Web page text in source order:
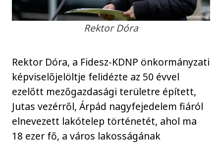
Rektor Dóra
Rektor Dóra, a Fidesz-KDNP önkormányzati
képviselőjelöltje felidézte az 50 évvel
ezelőtt mezőgazdasági területre épített,
Jutas vezérről, Árpád nagyfejedelem fiáról
elnevezett lakótelep történetét, ahol ma
18 ezer fő, a város lakosságának